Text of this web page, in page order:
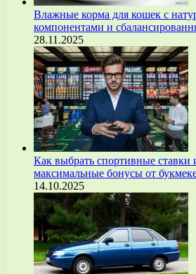
Влажные корма для кошек с
компонентами и
28.11.2025
Как выбрать спортивные ставки
максимальные бонусы от
14.10.2025